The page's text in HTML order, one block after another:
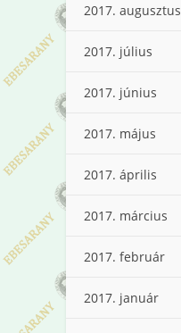
2017. augusztus
2017. július
2017. június
2017. május
2017. április
2017. március
2017. február
2017. január